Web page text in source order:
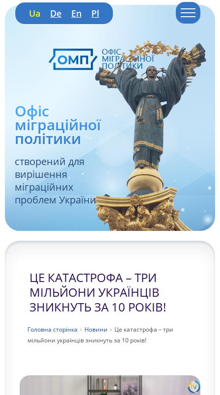
Ua De En Pl
Офіс
міграційної
політики
створений для
вирішення
міграційних
проблем України
ЦЕ КАТАСТРОФА – ТРИ
МІЛЬЙОНИ УКРАЇНЦІВ
ЗНИКНУТЬ ЗА 10 РОКІВ!
Головна сторiнка › Новини › Це катастрофа – три
мільйони українців зникнуть за 10 років!